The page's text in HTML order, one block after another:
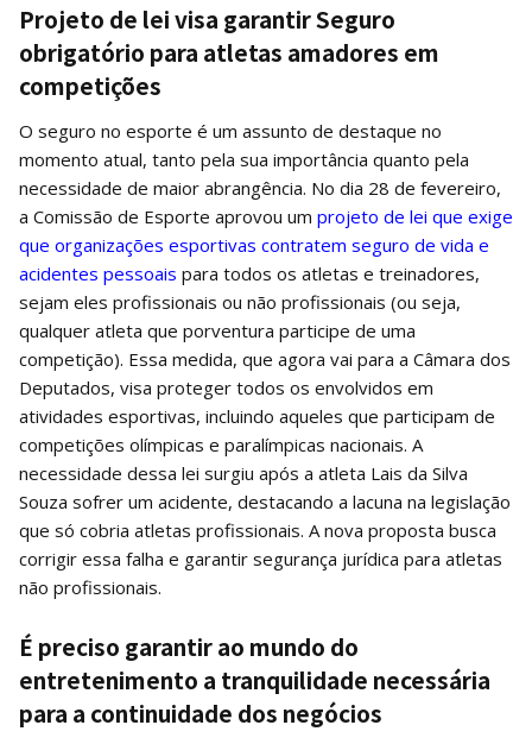
Projeto de lei visa garantir Seguro
obrigatório para atletas amadores em
competições
O seguro no esporte é um assunto de destaque no
momento atual, tanto pela sua importância quanto pela
necessidade de maior abrangência. No dia 28 de fevereiro,
a Comissão de Esporte aprovou um projeto de lei que exige
que organizações esportivas contratem seguro de vida e
acidentes pessoais para todos os atletas e treinadores,
sejam eles profissionais ou não profissionais (ou seja,
qualquer atleta que porventura participe de uma
competição). Essa medida, que agora vai para a Câmara dos
Deputados, visa proteger todos os envolvidos em
atividades esportivas, incluindo aqueles que participam de
competições olímpicas e paralímpicas nacionais. A
necessidade dessa lei surgiu após a atleta Lais da Silva
Souza sofrer um acidente, destacando a lacuna na legislação
que só cobria atletas profissionais. A nova proposta busca
corrigir essa falha e garantir segurança jurídica para atletas
não profissionais.
É preciso garantir ao mundo do
entretenimento a tranquilidade necessária
para a continuidade dos negócios